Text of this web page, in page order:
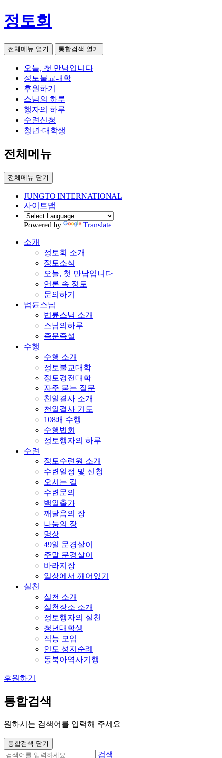
정토회
전체메뉴 열기 통합검색 열기
오늘, 첫 만남입니다
정토불교대학
후원하기
스님의 하루
행자의 하루
수련신청
청년·대학생
전체메뉴
전체메뉴 닫기
JUNGTO INTERNATIONAL
사이트맵
Powered by Translate
소개
정토회 소개
정토소식
오늘, 첫 만남입니다
언론 속 정토
문의하기
법륜스님
법륜스님 소개
스님의하루
즉문즉설
수행
수행 소개
정토불교대학
정토경전대학
자주 묻는 질문
천일결사 소개
천일결사 기도
108배 수행
수행법회
정토행자의 하루
수련
정토수련원 소개
수련일정 및 신청
오시는 길
수련문의
백일출가
깨달음의 장
나눔의 장
명상
49일 문경살이
주말 문경살이
바라지장
일상에서 깨어있기
실천
실천 소개
실천장소 소개
정토행자의 실천
청년대학생
직능 모임
인도 성지순례
동북아역사기행
후원하기
통합검색
원하시는 검색어를 입력해 주세요
통합검색 닫기
검색